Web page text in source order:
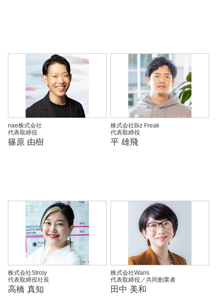
nae株式会社
代表取締役
篠原 由樹
株式会社Biz Freak
代表取締役
平 雄飛
株式会社Stroly
代表取締役社長
高橋 真知
株式会社Waris
代表取締役／共同創業者
田中 美和